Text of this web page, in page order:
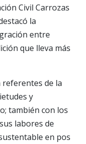
Civil Carrozas
la
entre
que lleva más
referentes de la
y
también con los
labores de
en pos